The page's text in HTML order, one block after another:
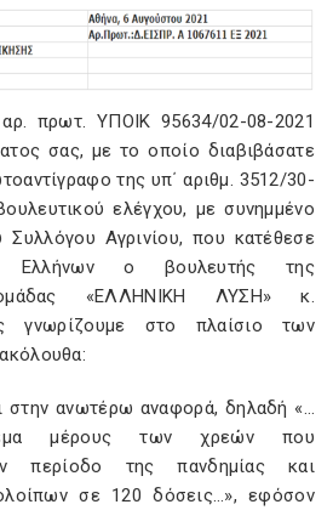
πρωτ. ΥΠΟΙΚ 95634/02-08-2021
σας, με το οποίο διαβιβάσατε
της υπ΄ αριθμ. 3512/30-
ελέγχου, με συνημμένο
Συλλόγου Αγρινίου, που κατέθεσε
ο βουλευτής της
ομάδας «ΕΛΛΗΝΙΚΗ ΛΥΣΗ» κ.
γνωρίζουμε στο πλαίσιο των
στην ανωτέρω αναφορά, δηλαδή «…
μέρους των χρεών που
περίοδο της πανδημίας και
σε 120 δόσεις…», εφόσον